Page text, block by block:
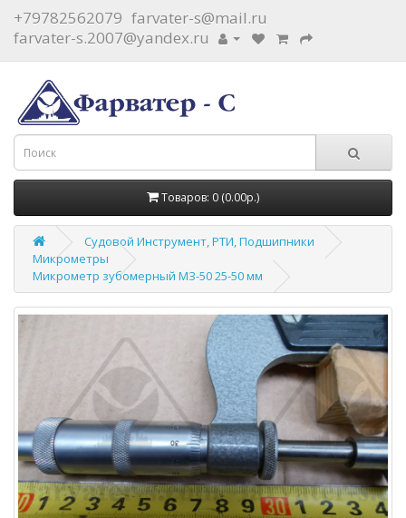
+79782562079 farvater-s@mail.ru
farvater-s.2007@yandex.ru
Товаров: 0 (0.00р.)
Судовой Инструмент, РТИ, Подшипники
Микрометры
Микрометр зубомерный МЗ-50 25-50 мм